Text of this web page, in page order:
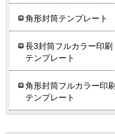
角形封筒テンプレート
長3封筒フルカラー印刷
テンプレート
角形封筒フルカラー印刷
テンプレート